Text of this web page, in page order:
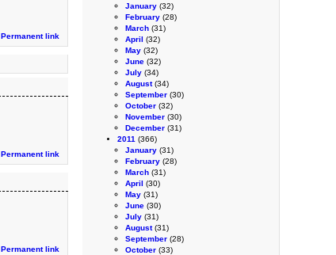
January (32)
February (28)
March (31)
April (32)
May (32)
June (32)
July (34)
August(34)
September (30)
October (32)
November (30)
December (31)
2011 (366)
January (31)
February (28)
March (31)
April (30)
May (31)
June (30)
July (31)
August(31)
September (28)
October (33)
Permanent link
Permanent link
Permanent link